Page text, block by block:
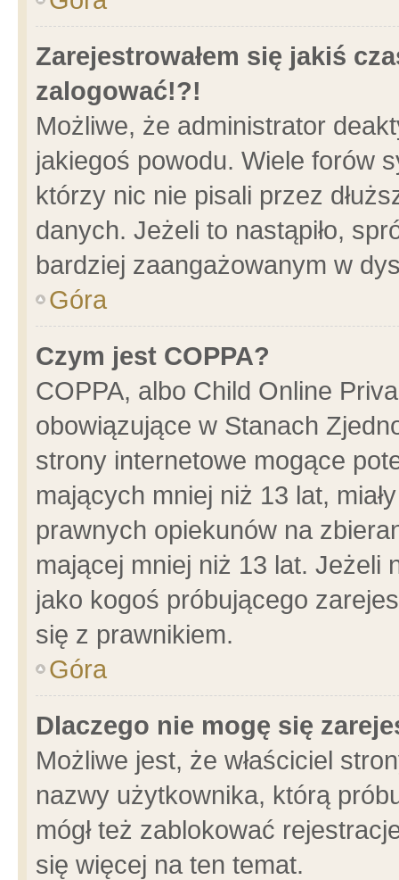
Zarejestrowałem się jakiś
zalogować!?!
Możliwe, że administrator
jakiegoś powodu. Wiele forów
którzy nic nie pisali przez
danych. Jeżeli to nastąpiło,
bardziej zaangażowanym w
Góra
Czym jest COPPA?
COPPA, albo Child Online
obowiązujące w Stanach
strony internetowe mogące
mających mniej niż 13 lat,
prawnych opiekunów na
mającej mniej niż 13 lat. Jeżeli
jako kogoś próbującego
się z prawnikiem.
Góra
Dlaczego nie mogę się
Możliwe jest, że właściciel
nazwy użytkownika, którą
mógł też zablokować
się więcej na ten temat.